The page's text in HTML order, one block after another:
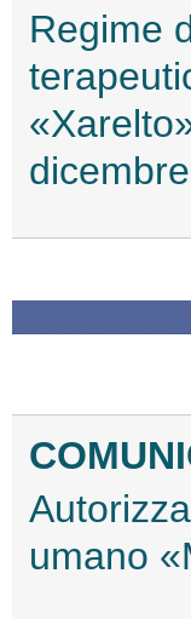
Regime
umano